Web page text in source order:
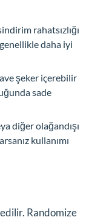
rahatsızlığı
daha iyi
şeker içerebilir
sade
diğer olağandışı
kullanımı
Randomize